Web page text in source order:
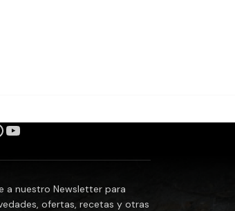
a nuestro Newsletter para
ofertas, recetas y otras